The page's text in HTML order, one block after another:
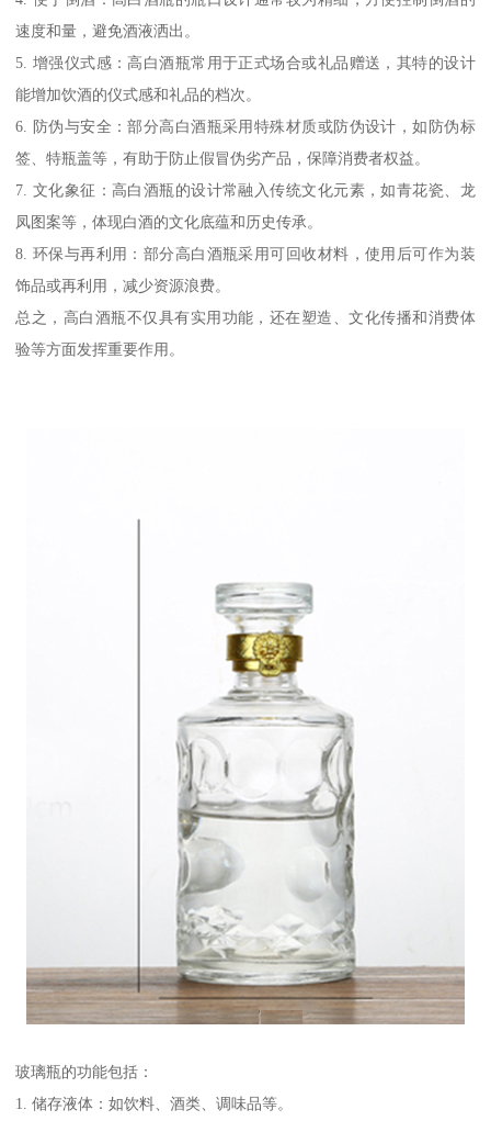
速度和量，避免酒液洒出。
5. 增强仪式感：高白酒瓶常用于正式场合或礼品赠送，其特的设计
能增加饮酒的仪式感和礼品的档次。
6. 防伪与安全：部分高白酒瓶采用特殊材质或防伪设计，如防伪标
签、特瓶盖等，有助于防止假冒伪劣产品，保障消费者权益。
7. 文化象征：高白酒瓶的设计常融入传统文化元素，如青花瓷、龙
凤图案等，体现白酒的文化底蕴和历史传承。
8. 环保与再利用：部分高白酒瓶采用可回收材料，使用后可作为装
饰品或再利用，减少资源浪费。
总之，高白酒瓶不仅具有实用功能，还在塑造、文化传播和消费体
验等方面发挥重要作用。
玻璃瓶的功能包括：
1. 储存液体：如饮料、酒类、调味品等。